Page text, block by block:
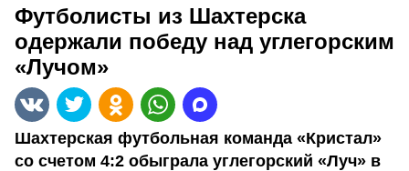
Футболисты из Шахтерска
одержали победу над углегорским
«Лучом»
Шахтерская футбольная команда «Кристал»
со счетом 4:2 обыграла углегорский «Луч» в